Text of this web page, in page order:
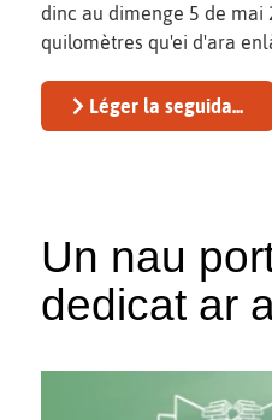
dinc au dimenge 5 de mai
quilomètres qu'ei d'ara
Léger la seguida...
Un nau
dedicat ar